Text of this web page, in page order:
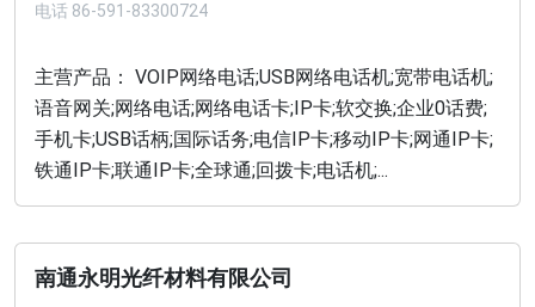
电话 86-591-83300724
主营产品： VOIP网络电话;USB网络电话机;宽带电话机;
语音网关;网络电话;网络电话卡;IP卡;软交换;企业0话费;
手机卡;USB话柄;国际话务;电信IP卡;移动IP卡;网通IP卡;
铁通IP卡;联通IP卡;全球通;回拨卡;电话机;...
南通永明光纤材料有限公司